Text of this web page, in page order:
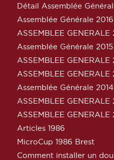
Détail Assemblée
Assemblée Générale 2016
ASSEMBLEE GENERALE
Assemblée Générale 2015
ASSEMBLEE GENERALE
ASSEMBLEE GENERALE
Assemblée Générale 2014
ASSEMBLEE GENERALE
ASSEMBLEE GENERALE
Articles 1986
MicroCup 1986 Brest
Comment installer un